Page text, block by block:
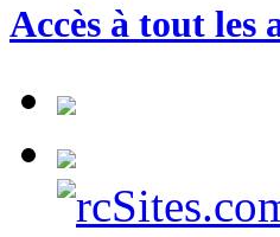
Accès à tout les